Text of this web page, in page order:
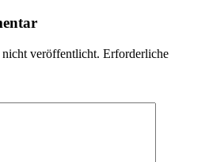
veröffentlicht. Erforderliche